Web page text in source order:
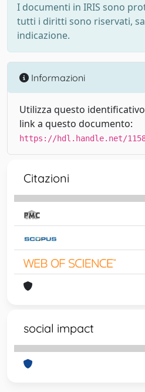
I documenti in IRIS sono
tutti i diritti sono riservati,
indicazione.
Informazioni
Utilizza questo
link a questo documento:
https://hdl.handle.net/
Citazioni
social impact